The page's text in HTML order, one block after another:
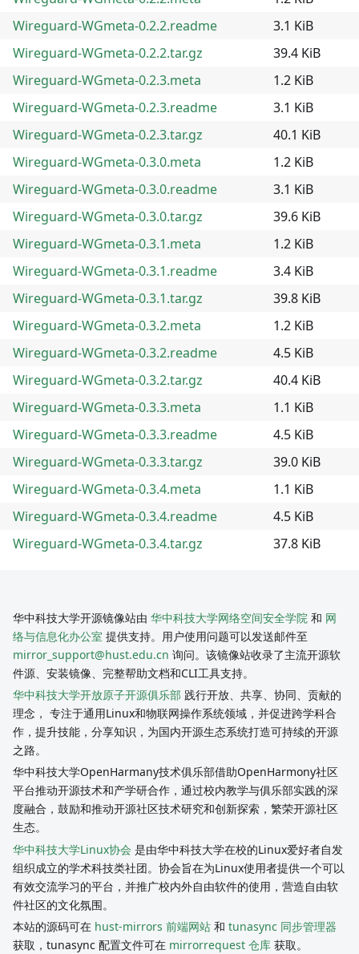
Wireguard-WGmeta-0.2.2.readme
3.1 KiB
Wireguard-WGmeta-0.2.2.tar.gz
39.4 KiB
Wireguard-WGmeta-0.2.3.meta
1.2 KiB
Wireguard-WGmeta-0.2.3.readme
3.1 KiB
Wireguard-WGmeta-0.2.3.tar.gz
40.1 KiB
Wireguard-WGmeta-0.3.0.meta
1.2 KiB
Wireguard-WGmeta-0.3.0.readme
3.1 KiB
Wireguard-WGmeta-0.3.0.tar.gz
39.6 KiB
Wireguard-WGmeta-0.3.1.meta
1.2 KiB
Wireguard-WGmeta-0.3.1.readme
3.4 KiB
Wireguard-WGmeta-0.3.1.tar.gz
39.8 KiB
Wireguard-WGmeta-0.3.2.meta
1.2 KiB
Wireguard-WGmeta-0.3.2.readme
4.5 KiB
Wireguard-WGmeta-0.3.2.tar.gz
40.4 KiB
Wireguard-WGmeta-0.3.3.meta
1.1 KiB
Wireguard-WGmeta-0.3.3.readme
4.5 KiB
Wireguard-WGmeta-0.3.3.tar.gz
39.0 KiB
Wireguard-WGmeta-0.3.4.meta
1.1 KiB
Wireguard-WGmeta-0.3.4.readme
4.5 KiB
Wireguard-WGmeta-0.3.4.tar.gz
37.8 KiB
华中科技大学开源镜像站由 华中科技大学网络空间安全学院 和 网
络与信息化办公室 提供支持。用户使用问题可以发送邮件至
mirror_support@hust.edu.cn 询问。该镜像站收录了主流开源软
件源、安装镜像、完整帮助文档和CLI工具支持。
华中科技大学开放原子开源俱乐部 践行开放、共享、协同、贡献的
理念， 专注于通用Linux和物联网操作系统领域，并促进跨学科合
作，提升技能，分享知识，为国内开源生态系统打造可持续的开源
之路。
华中科技大学OpenHarmany技术俱乐部借助OpenHarmony社区
平台推动开源技术和产学研合作，通过校内教学与俱乐部实践的深
度融合，鼓励和推动开源社区技术研究和创新探索，繁荣开源社区
生态。
华中科技大学Linux协会 是由华中科技大学在校的Linux爱好者自发
组织成立的学术科技类社团。协会旨在为Linux使用者提供一个可以
有效交流学习的平台，并推广校内外自由软件的使用，营造自由软
件社区的文化氛围。
本站的源码可在 hust-mirrors 前端网站 和 tunasync 同步管理器
获取，tunasync 配置文件可在 mirrorrequest 仓库 获取。